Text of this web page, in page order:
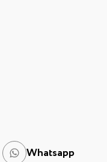
Whatsapp